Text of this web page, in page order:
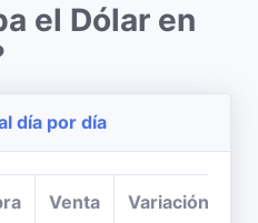
el Dólar en
día por día
Venta Variación